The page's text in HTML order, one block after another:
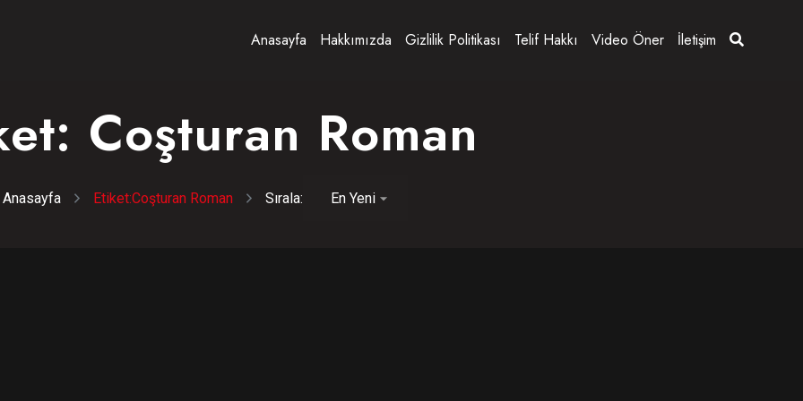
Anasayfa Hakkımızda Gizlilik Politikası Telif Hakkı Video Öner İletişim
Coşturan Roman
Anasayfa Etiket:Coşturan Roman Sırala: